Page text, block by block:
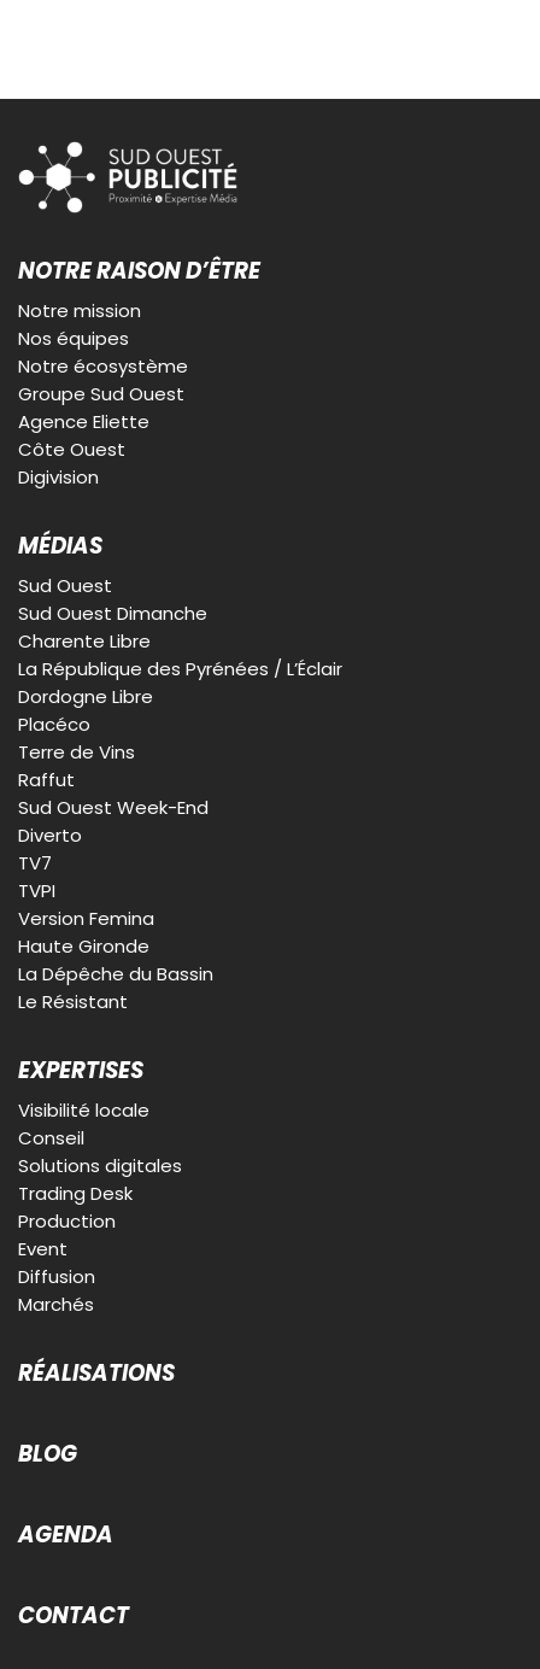
NOTRE RAISON D’ÊTRE
Notre mission
Nos équipes
Notre écosystème
Groupe Sud Ouest
Agence Eliette
Côte Ouest
Digivision
MÉDIAS
Sud Ouest
Sud Ouest Dimanche
Charente Libre
La République des Pyrénées / L’Éclair
Dordogne Libre
Placéco
Terre de Vins
Raffut
Sud Ouest Week-End
Diverto
TV7
TVPI
Version Femina
Haute Gironde
La Dépêche du Bassin
Le Résistant
EXPERTISES
Visibilité locale
Conseil
Solutions digitales
Trading Desk
Production
Event
Diffusion
Marchés
RÉALISATIONS
BLOG
AGENDA
CONTACT